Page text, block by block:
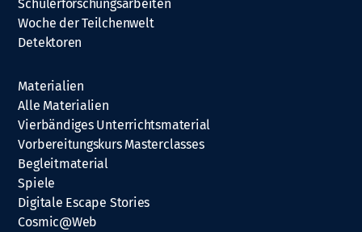
Schülerforschungsarbeiten
Woche der Teilchenwelt
Detektoren
Materialien
Alle Materialien
Vierbändiges Unterrichtsmaterial
Vorbereitungskurs Masterclasses
Begleitmaterial
Spiele
Digitale Escape Stories
Cosmic@Web